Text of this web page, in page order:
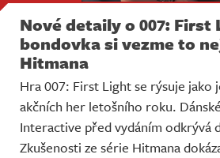
Nové detaily o 007: First
bondovka si vezme to
Hitmana
Hra 007: First Light se rýsuje jako
akčních her letošního roku.
Interactive před vydáním odkrývá
Zkušenosti ze série Hitmana